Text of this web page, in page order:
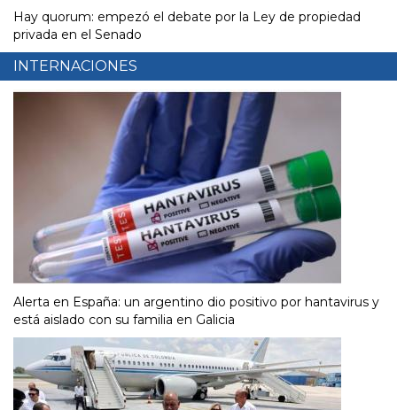
Hay quorum: empezó el debate por la Ley de propiedad
privada en el Senado
INTERNACIONES
Alerta en España: un argentino dio positivo por hantavirus y
está aislado con su familia en Galicia